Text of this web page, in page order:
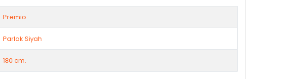
Premio
Parlak Siyah
180 cm.